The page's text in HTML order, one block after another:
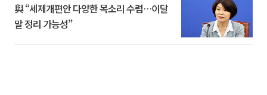
與 “세제개편안 다양한 목소리 수렴…이달
말 정리 가능성”